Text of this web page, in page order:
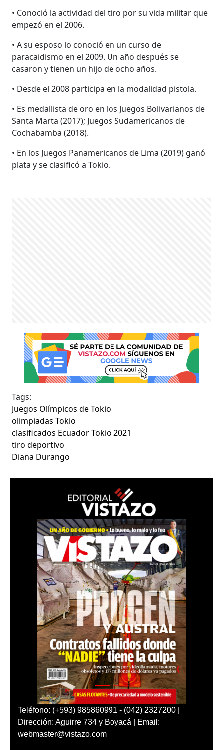
• Conoció la actividad del tiro por su vida militar que
empezó en el 2006.
• A su esposo lo conoció en un curso de
paracaidismo en el 2009. Un año después se
casaron y tienen un hijo de ocho años.
• Desde el 2008 participa en la modalidad pistola.
• Es medallista de oro en los Juegos Bolivarianos de
Santa Marta (2017); Juegos Sudamericanos de
Cochabamba (2018).
• En los Juegos Panamericanos de Lima (2019) ganó
plata y se clasificó a Tokio.
Tags:
Juegos Olímpicos de Tokio
olimpiadas Tokio
clasificados Ecuador Tokio 2021
tiro deportivo
Diana Durango
Teléfono: (+593) 985860991 - (042) 2327200 |
Dirección: Aguirre 734 y Boyacá | Email:
webmaster@vistazo.com